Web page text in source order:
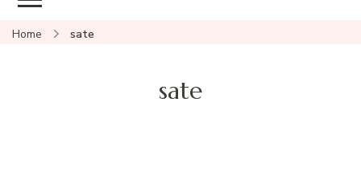
Home sate
sate